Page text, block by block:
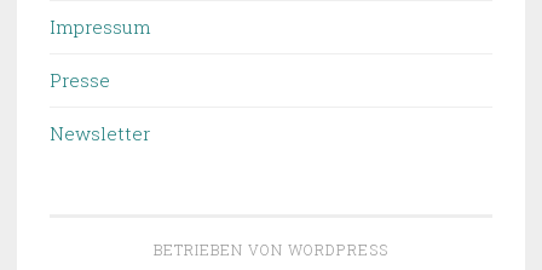
Impressum
Presse
Newsletter
BETRIEBEN VON WORDPRESS